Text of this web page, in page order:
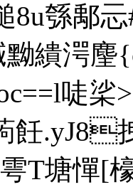
8u綔鄅
黝繢湂
唗桬
飪.yJ8
T塘憚